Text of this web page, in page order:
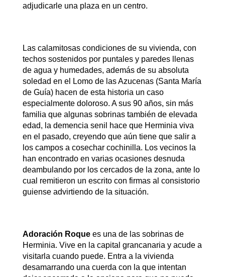
adjudicarle una plaza en un centro.
Las calamitosas condiciones de su vivienda, con
techos sostenidos por puntales y paredes llenas
de agua y humedades, además de su absoluta
soledad en el Lomo de las Azucenas (Santa María
de Guía) hacen de esta historia un caso
especialmente doloroso. A sus 90 años, sin más
familia que algunas sobrinas también de elevada
edad, la demencia senil hace que Herminia viva
en el pasado, creyendo que aún tiene que salir a
los campos a cosechar cochinilla. Los vecinos la
han encontrado en varias ocasiones desnuda
deambulando por los cercados de la zona, ante lo
cual remitieron un escrito con firmas al consistorio
guiense advirtiendo de la situación.
Adoración Roquees una de las sobrinas de
Herminia. Vive en la capital grancanaria y acude a
visitarla cuando puede. Entra a la vivienda
desamarrando una cuerda con la que intentan